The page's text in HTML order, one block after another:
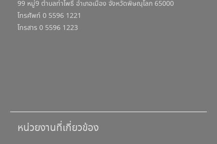
99 หมู่9 ตำบลท่าโพธิ์ อำเภอเมือง จังหวัดพิษณุโลก 65000
โทรศัพท์ 0 5596 1221
โทรสาร 0 5596 1223
หน่วยงานที่เกี่ยวข้อง